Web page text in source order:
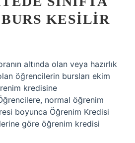
KESILIR
altında olan veya hazırlık
olan öğrencilerin bursları ekim
kredisine
normal öğrenim
boyunca Öğrenim Kredisi
göre öğrenim kredisi